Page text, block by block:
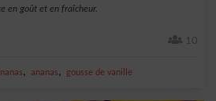
en goût et en fraîcheur.
10
, ananas, gousse de vanille